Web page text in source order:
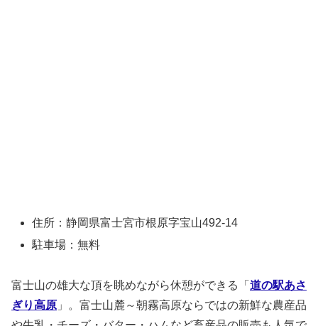
住所：静岡県富士宮市根原字宝山492-14
駐車場：無料
富士山の雄大な頂を眺めながら休憩ができる「 道の駅あさ
ぎり高原 」。富士山麓～朝霧高原ならではの新鮮な農産品